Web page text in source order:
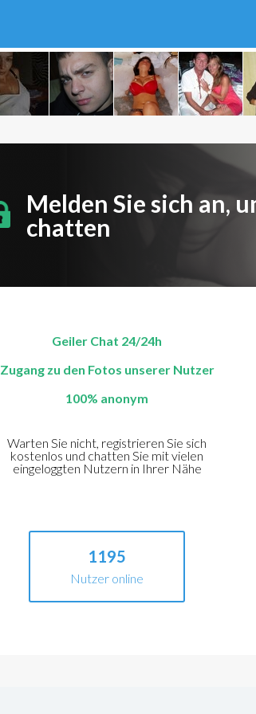
Melden Sie sich an,
chatten
Geiler Chat 24/24h
Zugang zu den Fotos unserer Nutzer
100% anonym
Warten Sie nicht, registrieren Sie sich
kostenlos und chatten Sie mit vielen
eingeloggten Nutzern in Ihrer Nähe
1195
Nutzer online